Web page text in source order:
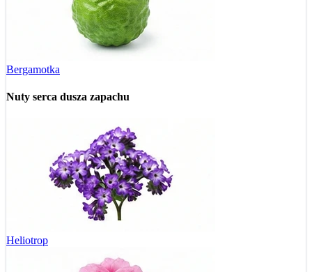
Bergamotka
Nuty serca dusza zapachu
Heliotrop